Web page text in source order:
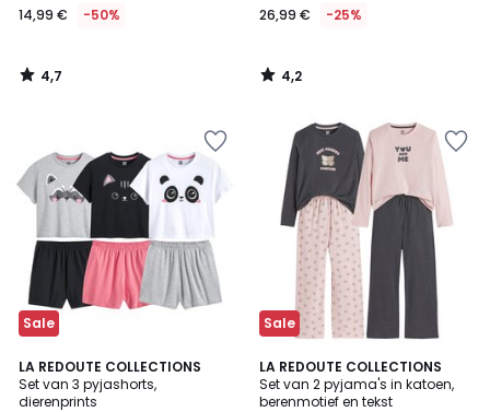
14,99 € -50%
4,7
/
26,99 € -25%
4,2
/
Sale
LA REDOUTE COLLECTIONS
Set van 3 pyjashorts,
dierenprints
5
/
5
Sale
LA REDOUTE COLLECTIONS
Set van 2 pyjama's in katoen,
berenmotief en tekst
4,5
/ 5